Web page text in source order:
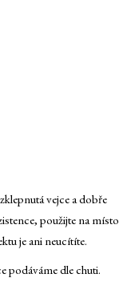
vejce a dobře
použijte na místo
je ani neucítíte.
podáváme dle chuti.